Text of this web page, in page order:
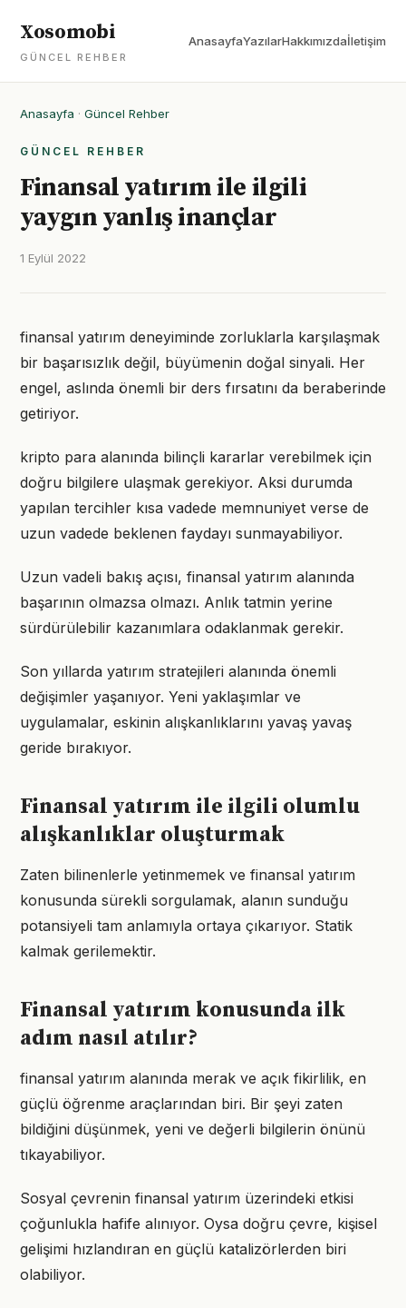
Xosomobi
GÜNCEL REHBER
AnasayfaYazılarHakkımızdaİletişim
Anasayfa · Güncel Rehber
GÜNCEL REHBER
Finansal yatırım ile ilgili
yaygın yanlış inançlar
1 Eylül 2022
finansal yatırım deneyiminde zorluklarla karşılaşmak
bir başarısızlık değil, büyümenin doğal sinyali. Her
engel, aslında önemli bir ders fırsatını da beraberinde
getiriyor.
kripto para alanında bilinçli kararlar verebilmek için
doğru bilgilere ulaşmak gerekiyor. Aksi durumda
yapılan tercihler kısa vadede memnuniyet verse de
uzun vadede beklenen faydayı sunmayabiliyor.
Uzun vadeli bakış açısı, finansal yatırım alanında
başarının olmazsa olmazı. Anlık tatmin yerine
sürdürülebilir kazanımlara odaklanmak gerekir.
Son yıllarda yatırım stratejileri alanında önemli
değişimler yaşanıyor. Yeni yaklaşımlar ve
uygulamalar, eskinin alışkanlıklarını yavaş yavaş
geride bırakıyor.
Finansal yatırım ile ilgili olumlu
alışkanlıklar oluşturmak
Zaten bilinenlerle yetinmemek ve finansal yatırım
konusunda sürekli sorgulamak, alanın sunduğu
potansiyeli tam anlamıyla ortaya çıkarıyor. Statik
kalmak gerilemektir.
Finansal yatırım konusunda ilk
adım nasıl atılır?
finansal yatırım alanında merak ve açık fikirlilik, en
güçlü öğrenme araçlarından biri. Bir şeyi zaten
bildiğini düşünmek, yeni ve değerli bilgilerin önünü
tıkayabiliyor.
Sosyal çevrenin finansal yatırım üzerindeki etkisi
çoğunlukla hafife alınıyor. Oysa doğru çevre, kişisel
gelişimi hızlandıran en güçlü katalizörlerden biri
olabiliyor.